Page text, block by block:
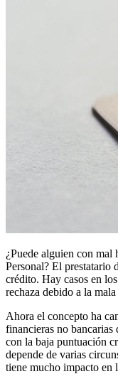
¿Puede alguien con
Personal? El prestatario
crédito. Hay casos en
rechaza debido a la
Ahora el concepto ha
financieras no bancarias
con la baja puntuación
depende de varias
tiene mucho impacto en